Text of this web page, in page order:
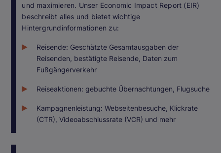
und maximieren. Unser Economic Impact Report (EIR)
beschreibt alles und bietet wichtige
Hintergrundinformationen zu:
Reisende: Geschätzte Gesamtausgaben der
Reisenden, bestätigte Reisende, Daten zum
Fußgängerverkehr
Reiseaktionen: gebuchte Übernachtungen, Flugsuche
Kampagnenleistung: Webseitenbesuche, Klickrate
(CTR), Videoabschlussrate (VCR) und mehr